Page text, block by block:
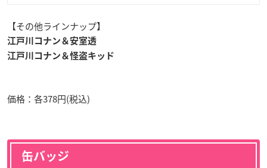
【その他ラインナップ】
江戸川コナン＆安室透
江戸川コナン＆怪盗キッド
価格：各378円(税込)
缶バッジ